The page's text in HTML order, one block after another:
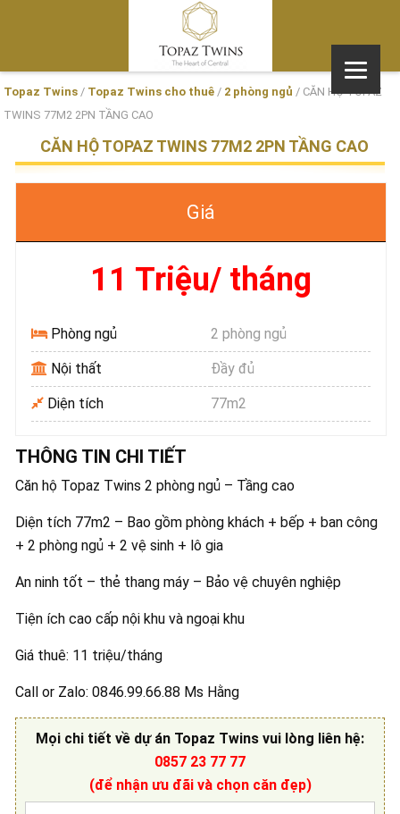
Topaz Twins / Topaz Twins cho thuê / 2 phòng ngủ / CĂN HỘ TOPAZ
TWINS 77M2 2PN TẦNG CAO
CĂN HỘ TOPAZ TWINS 77M2 2PN TẦNG CAO
Giá
11 Triệu/ tháng
Phòng ngủ 2 phòng ngủ
Nội thất Đầy đủ
Diện tích 77m2
THÔNG TIN CHI TIẾT
Căn hộ Topaz Twins 2 phòng ngủ – Tầng cao
Diện tích 77m2 – Bao gồm phòng khách + bếp + ban công
+ 2 phòng ngủ + 2 vệ sinh + lô gia
An ninh tốt – thẻ thang máy – Bảo vệ chuyên nghiệp
Tiện ích cao cấp nội khu và ngoại khu
Giá thuê: 11 triệu/tháng
Call or Zalo: 0846.99.66.88 Ms Hằng
Mọi chi tiết về dự án Topaz Twins vui lòng liên hệ:
0857 23 77 77
(để nhận ưu đãi và chọn căn đẹp)